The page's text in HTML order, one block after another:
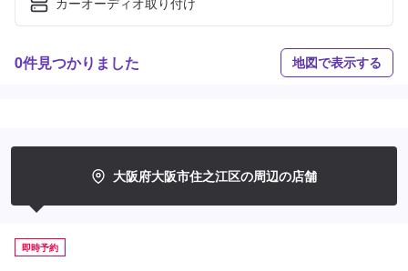
カーオーディオ取り付け
0件見つかりました 地図で表示する
大阪府大阪市住之江区の周辺の店舗
即時予約